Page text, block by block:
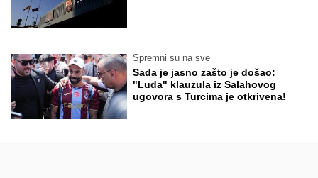
Spremni su na sve
Sada je jasno zašto je došao:
"Luda" klauzula iz Salahovog
ugovora s Turcima je otkrivena!